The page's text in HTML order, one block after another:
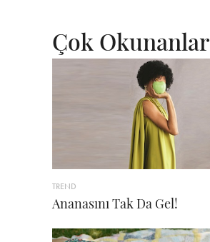
Çok Okunanlar
TREND
Ananasını Tak Da Gel!